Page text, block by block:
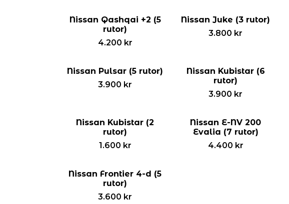
Nissan Qashqai +2 (5
rutor)
4.200 kr
Nissan Juke (3 rutor)
3.800 kr
Nissan Pulsar (5 rutor)
3.900 kr
Nissan Kubistar (6
rutor)
3.900 kr
Nissan Kubistar (2
rutor)
1.600 kr
Nissan E-NV 200
Evalia (7 rutor)
4.400 kr
Nissan Frontier 4-d (5
rutor)
3.600 kr